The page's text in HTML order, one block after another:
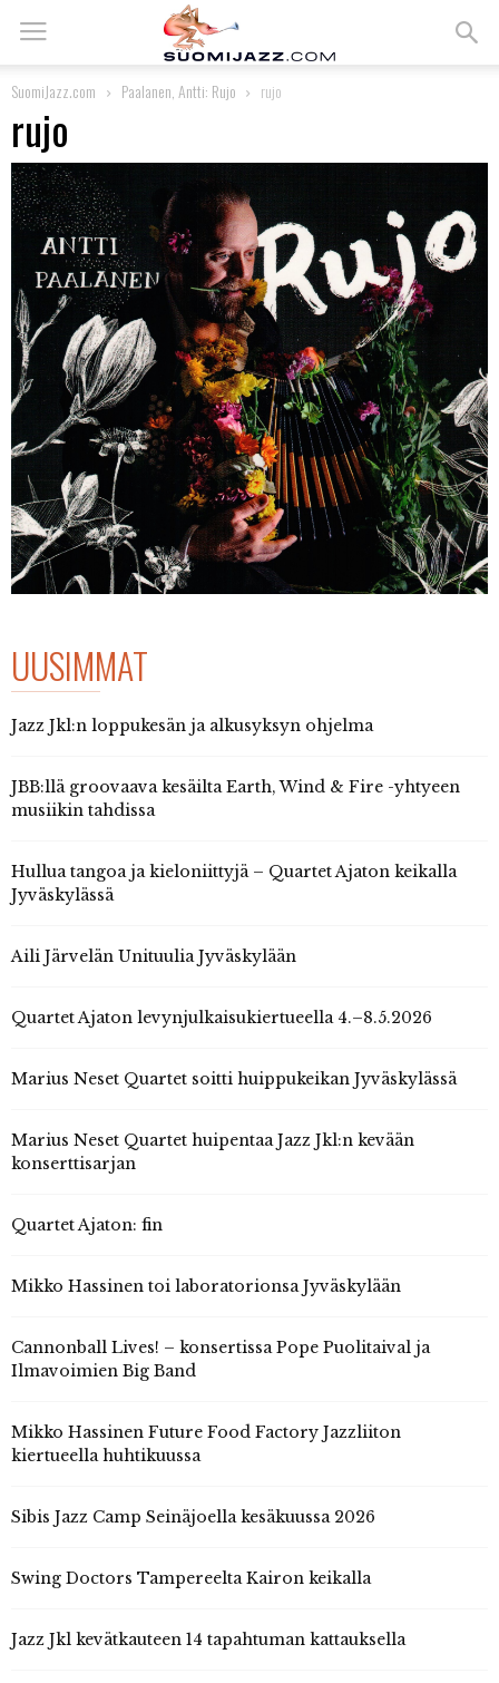
SuomiJazz.com Paalanen, Antti: Rujo rujo
rujo
UUSIMMAT
Jazz Jkl:n loppukesän ja alkusyksyn ohjelma
JBB:llä groovaava kesäilta Earth, Wind & Fire -yhtyeen
musiikin tahdissa
Hullua tangoa ja kieloniittyjä – Quartet Ajaton keikalla
Jyväskylässä
Aili Järvelän Unituulia Jyväskylään
Quartet Ajaton levynjulkaisukiertueella 4.–8.5.2026
Marius Neset Quartet soitti huippukeikan Jyväskylässä
Marius Neset Quartet huipentaa Jazz Jkl:n kevään
konserttisarjan
Quartet Ajaton: fin
Mikko Hassinen toi laboratorionsa Jyväskylään
Cannonball Lives! – konsertissa Pope Puolitaival ja
Ilmavoimien Big Band
Mikko Hassinen Future Food Factory Jazzliiton
kiertueella huhtikuussa
Sibis Jazz Camp Seinäjoella kesäkuussa 2026
Swing Doctors Tampereelta Kairon keikalla
Jazz Jkl kevätkauteen 14 tapahtuman kattauksella